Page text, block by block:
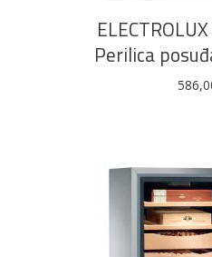
Perilica